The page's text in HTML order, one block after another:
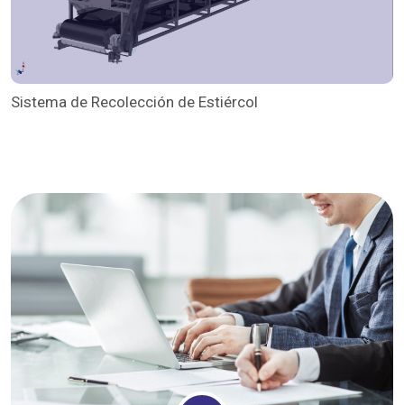
Sistema de Recolección de Estiércol